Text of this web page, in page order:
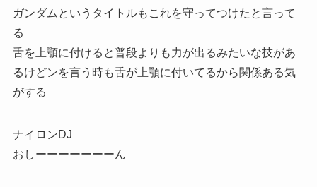
ガンダムというタイトルもこれを守ってつけたと言って
る
舌を上顎に付けると普段よりも力が出るみたいな技があ
るけどンを言う時も舌が上顎に付いてるから関係ある気
がする
ナイロンDJ
おしーーーーーーーん